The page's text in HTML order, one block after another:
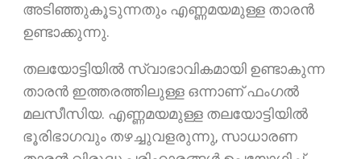
അടിഞ്ഞുകൂടുന്നതും എണ്ണമയമുള്ള താരൻ
ഉണ്ടാക്കുന്നു.
തലയോട്ടിയിൽ സ്വാഭാവികമായി ഉണ്ടാകുന്ന
താരൻ ഇത്തരത്തിലുള്ള ഒന്നാണ് ഫംഗൽ
മലസീസിയ. എണ്ണമയമുള്ള തലയോട്ടിയിൽ
ഭൂരിഭാഗവും തഴച്ചുവളരുന്നു, സാധാരണ